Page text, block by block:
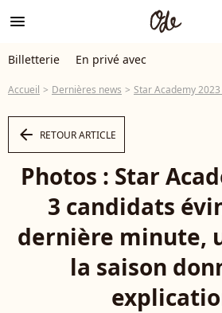
menu
Billetterie En privé avec
Accueil Dernières news Star Academy 2023 : 3 candidats évincés à
arrow_left RETOUR ARTICLE
Photos : Star
3 candidats
dernière minute,
la saison